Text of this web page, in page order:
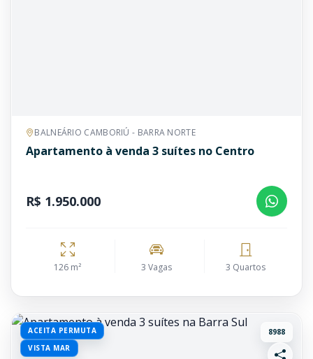
BALNEÁRIO CAMBORIÚ - BARRA NORTE
Apartamento à venda 3 suítes no Centro
R$ 1.950.000
126 m² 3 Vagas 3 Quartos
ACEITA PERMUTA
VISTA MAR
8988